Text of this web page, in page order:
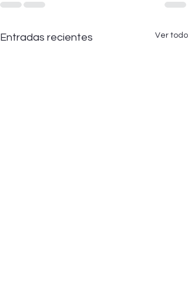
Entradas recientes Ver todo